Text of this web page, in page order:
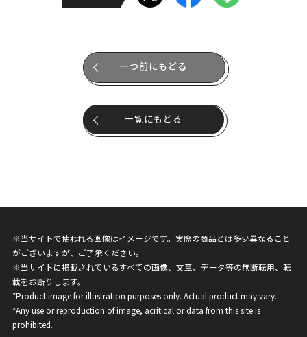
一つ前にもどる
一覧にもどる
※当サイトで使われる画像はイメージです。実際の商品とは多少異なること
がございますが、ご了承ください。
※当サイトに掲載されているすべての画像、文章、データ等の無断転用、転
載をお断りします。
*Product image for illustration purposes only. Actual product may vary.
*Any use or reproduction of image, acritical or data from this site is
prohibited.